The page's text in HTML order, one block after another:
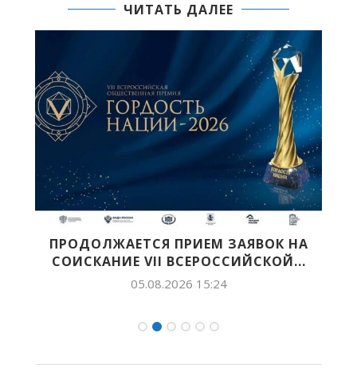
ЧИТАТЬ ДАЛЕЕ
ПРОДОЛЖАЕТСЯ ПРИЕМ ЗАЯВОК НА
СОИСКАНИЕ VII ВСЕРОССИЙСКОЙ...
05.08.2026 15:24